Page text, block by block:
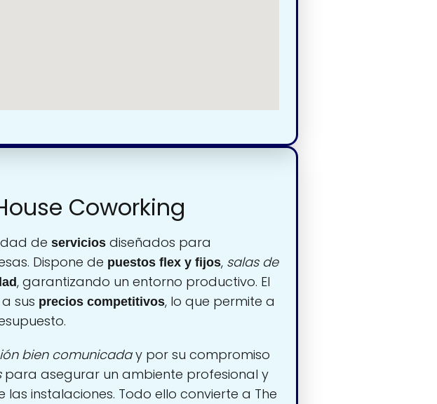
Coworking
de servicios diseñados para
Dispone de puestos flex y fijos, salas de
, garantizando un entorno productivo. El
sus precios competitivos, lo que permite a
bien comunicaday por su compromiso
para asegurar un ambiente profesional y
instalaciones. Todo ello convierte a The